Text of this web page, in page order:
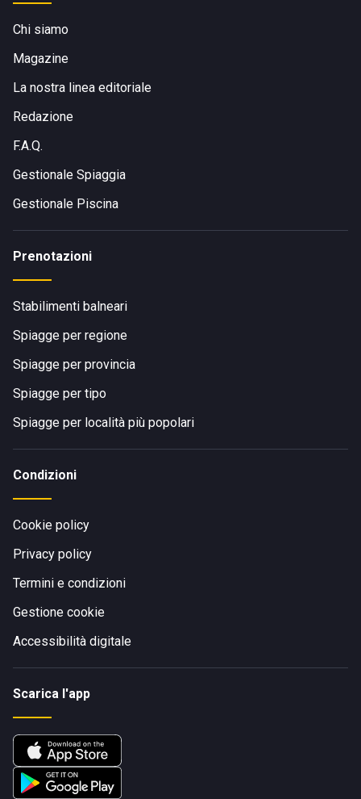
Chi siamo
Magazine
La nostra linea editoriale
Redazione
F.A.Q.
Gestionale Spiaggia
Gestionale Piscina
Prenotazioni
Stabilimenti balneari
Spiagge per regione
Spiagge per provincia
Spiagge per tipo
Spiagge per località più popolari
Condizioni
Cookie policy
Privacy policy
Termini e condizioni
Gestione cookie
Accessibilità digitale
Scarica l'app